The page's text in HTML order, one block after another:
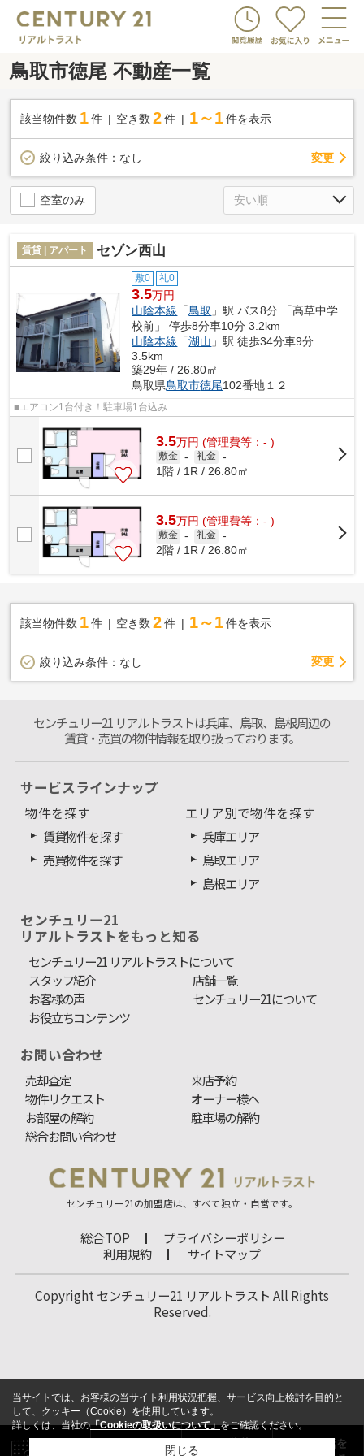
鳥取市徳尾 不動産一覧
該当物件数 1件 空き数 2 件 1～1 件を表示
絞り込み条件： なし 変更
空室のみ
賃貸 | アパート セゾン西山
敷0 礼0
3.5万円
山陰本線 「鳥取 」駅 バス8分 「高草中学
校前」 停歩8分車10分 3.2km
山陰本線 「湖山 」駅 徒歩34分車9分
3.5km
築29年 / 26.80㎡
鳥取県鳥取市徳尾102番地１２
■エアコン1台付き！駐車場1台込み
3.5万円 (管理費等：- )
敷金 - 礼金 -
1階 / 1R / 26.80㎡
3.5万円 (管理費等：- )
敷金 - 礼金 -
2階 / 1R / 26.80㎡
該当物件数 1件 空き数 2 件 1～1 件を表示
絞り込み条件： なし 変更
センチュリー21 リアルトラストは兵庫、鳥取、島根周辺の
賃貸・売買の物件情報を取り扱っております。
サービスラインナップ
物件を探す
賃貸物件を探す
売買物件を探す
エリア別で物件を探す
兵庫エリア
鳥取エリア
島根エリア
センチュリー21
リアルトラストをもっと知る
センチュリー21 リアルトラストについて
スタッフ紹介
店舗一覧
お客様の声
センチュリー21について
お役立ちコンテンツ
お問い合わせ
売却査定
来店予約
物件リクエスト
オーナー様へ
お部屋の解約
駐車場の解約
総合お問い合わせ
センチュリー21の加盟店は、すべて独立・自営です。
総合TOP
プライバシーポリシー
利用規約
サイトマップ
Copyright センチュリー21 リアルトラスト All Rights
Reserved.
当サイトでは、お客様の当サイト利用状況把握、サービス向上検討を目的と
して、クッキー（Cookie）を使用しています。
詳しくは、当社の「Cookieの取扱いについて」をご確認ください。
閉じる